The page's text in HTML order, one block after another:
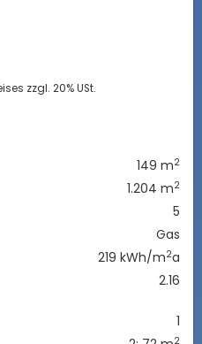
zzgl. 20% USt.
149 m2
1.204 m2
5
Gas
219 kWh/m2a
2.16
1
2